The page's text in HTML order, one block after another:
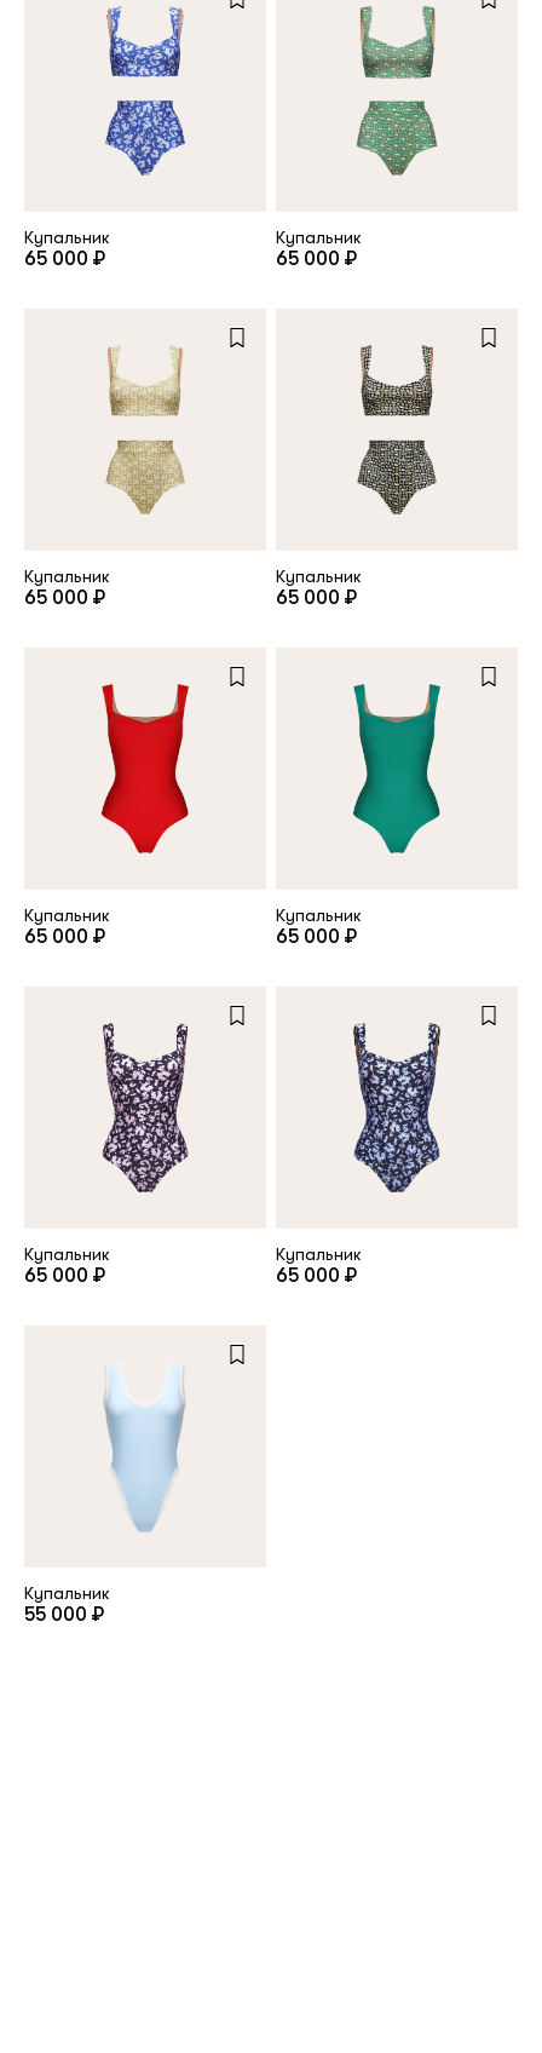
Купальник
65 000 ₽
Купальник
65 000 ₽
Купальник
65 000 ₽
Купальник
65 000 ₽
Купальник
65 000 ₽
Купальник
65 000 ₽
Купальник
65 000 ₽
Купальник
65 000 ₽
Купальник
55 000 ₽